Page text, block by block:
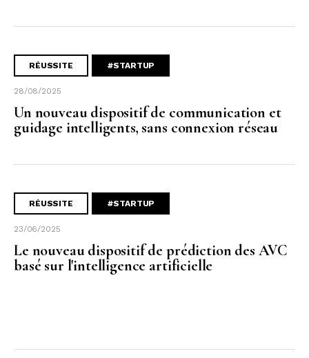
RÉUSSITE #STARTUP
28/08/2025
Un nouveau dispositif de communication et
guidage intelligents, sans connexion réseau
RÉUSSITE #STARTUP
23/06/2025
Le nouveau dispositif de prédiction des AVC
basé sur l'intelligence artificielle